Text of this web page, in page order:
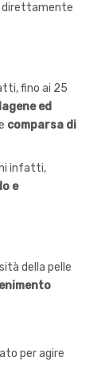
direttamente
fino ai 25
ed
comparsa di
infatti,
e
della pelle
per agire